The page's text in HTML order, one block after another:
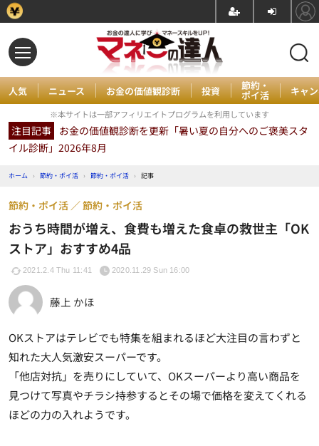
人気 ニュース お金の価値観診断 投資 節約・
ポイ活 キャ
※本サイトは一部アフィリエイトプログラムを利用しています
注目記事 お金の価値観診断を更新「暑い夏の自分へのご褒美スタ
イル診断」2026年8月
ホーム › 節約・ポイ活 › 節約・ポイ活 › 記事
おうち時間が増え、食費も増えた食卓の救世主「OK
ストア」おすすめ4品
節約・ポイ活 節約・ポイ活
2021.2.4 Thu 11:41 2020.11.29 Sun 16:00
藤上 かほ
OKストアはテレビでも特集を組まれるほど大注目の言わずと
知れた大人気激安スーパーです。
「他店対抗」を売りにしていて、OKスーパーより高い商品を
見つけて写真やチラシ持参するとその場で価格を変えてくれる
ほどの力の入れようです。